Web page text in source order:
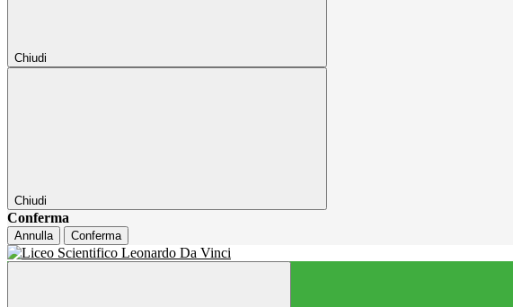
Chiudi
Chiudi
Conferma
Annulla Conferma